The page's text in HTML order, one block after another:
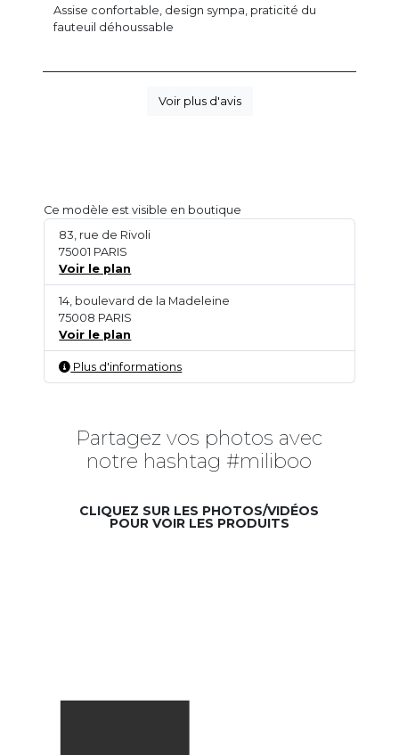
Assise confortable, design sympa, praticité du
fauteuil déhoussable
Voir plus d'avis
Ce modèle est visible en boutique
83, rue de Rivoli
75001 PARIS
Voir le plan
14, boulevard de la Madeleine
75008 PARIS
Voir le plan
Plus d'informations
Partagez vos photos avec
notre hashtag #miliboo
CLIQUEZ SUR LES PHOTOS/VIDÉOS
POUR VOIR LES PRODUITS